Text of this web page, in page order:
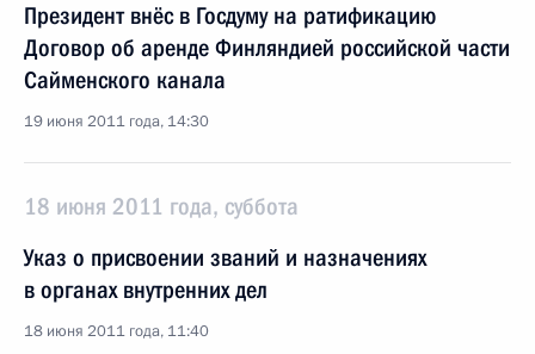
Президент внёс в Госдуму на ратификацию
Договор об аренде Финляндией российской части
Сайменского канала
19 июня 2011 года, 14:30
18 июня 2011 года, суббота
Указ о присвоении званий и назначениях
в органах внутренних дел
18 июня 2011 года, 11:40